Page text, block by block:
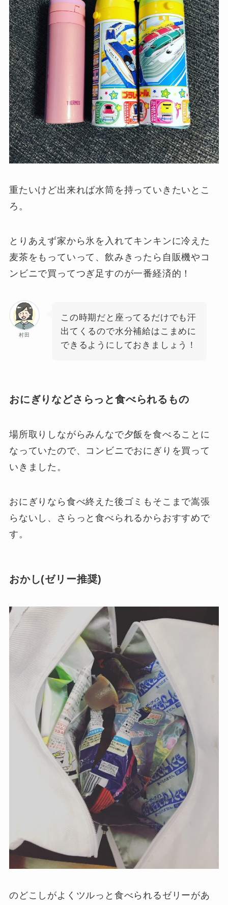
重たいけど出来れば水筒を持っていきたいとこ
ろ。
とりあえず家から氷を入れてキンキンに冷えた
麦茶をもっていって、飲みきったら自販機やコ
ンビニで買ってつぎ足すのが一番経済的！
村田
この時期だと座ってるだけでも汗
出てくるので水分補給はこまめに
できるようにしておきましょう！
おにぎりなどさらっと食べられるもの
場所取りしながらみんなで夕飯を食べることに
なっていたので、コンビニでおにぎりを買って
いきました。
おにぎりなら食べ終えた後ゴミもそこまで嵩張
らないし、さらっと食べられるからおすすめで
す。
おかし(ゼリー推奨)
のどこしがよくツルっと食べられるゼリーがあ